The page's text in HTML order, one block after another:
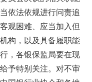
依法依规进行问责追
观困难、应当加入但
构，以及具备履职能
，各银保监局要在现
予特别关注。对不审